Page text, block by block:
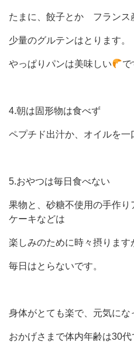
たまに、餃子とか フランス
少量のグルテンはとります。
やっぱりパンは美味しい で
4.朝は固形物は食べず
ペプチド出汁か、オイルを一
5.おやつは毎日食べない
果物と、砂糖不使用の手作
ケーキなどは
楽しみのために時々摂ります
毎日はとらないです。
身体がとても楽で、元気にな
おかげさまで体内年齢は30代